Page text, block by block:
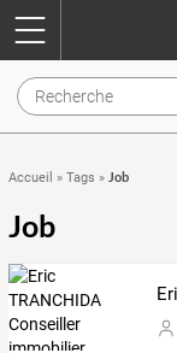
Accueil » Tags » Job
Job